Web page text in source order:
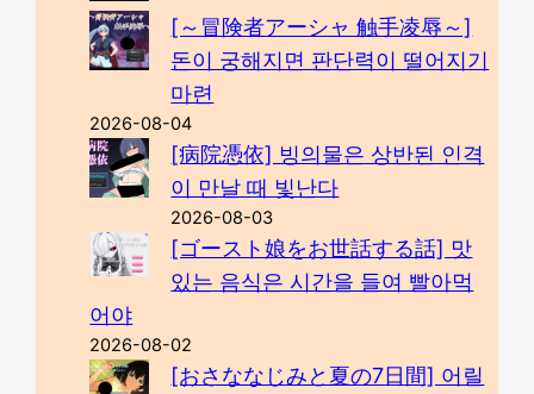
[～冒険者アーシャ 触手凌辱～]
돈이 궁해지면 판단력이 떨어지기
마련
2026-08-04
[病院憑依] 빙의물은 상반된 인격
이 만날 때 빛난다
2026-08-03
[ゴースト娘をお世話する話] 맛
있는 음식은 시간을 들여 빨아먹
어야
2026-08-02
[おさななじみと夏の7日間] 어릴